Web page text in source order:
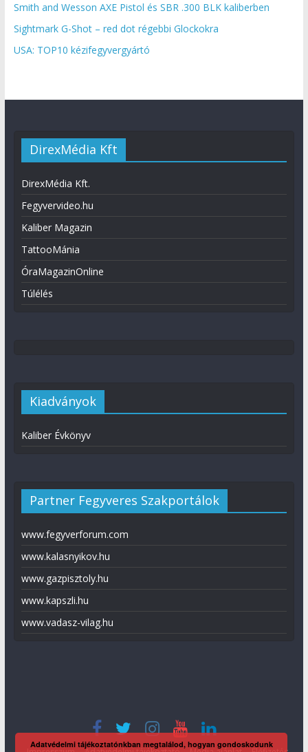
Smith and Wesson AXE Pistol és SBR .300 BLK kaliberben
Sightmark G-Shot – red dot régebbi Glockokra
USA: TOP10 kézifegyvergyártó
DirexMédia Kft
DirexMédia Kft.
Fegyvervideo.hu
Kaliber Magazin
TattooMánia
ÓraMagazinOnline
Túlélés
Kiadványok
Kaliber Évkönyv
Partner Fegyveres Szakportálok
www.fegyverforum.com
www.kalasnyikov.hu
www.gazpisztoly.hu
www.kapszli.hu
www.vadasz-vilag.hu
Adatvédelmi tájékoztatónkban megtalálod, hogyan gondoskodunk